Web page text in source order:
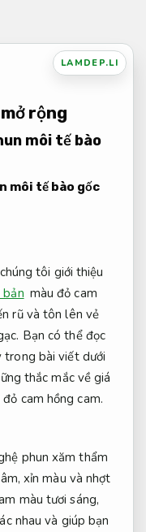
LAMDEP.LI
rộng
môi tế bào
môi tế bào gốc
tôi giới thiệu
màu đỏ cam
rũ và tôn lên vẻ
Bạn có thể đọc
trong bài viết dưới
thắc mắc về giá
cam hồng cam.
phun xăm thẩm
xỉn màu và nhợt
màu tươi sáng,
nhau và giúp bạn